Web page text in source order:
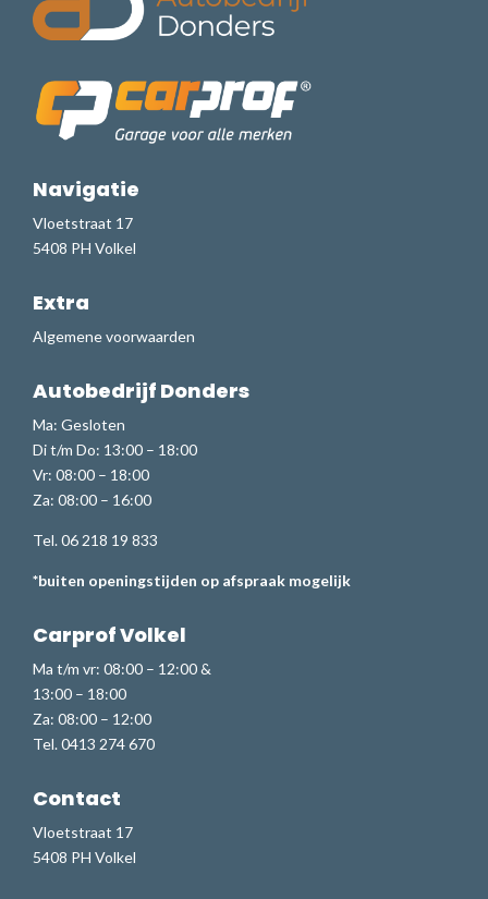
Navigatie
Vloetstraat 17
5408 PH Volkel
Extra
Algemene voorwaarden
Autobedrijf Donders
Ma: Gesloten
Di t/m Do: 13:00 – 18:00
Vr: 08:00 – 18:00
Za: 08:00 – 16:00
Tel. 06 218 19 833
*buiten openingstijden op afspraak mogelijk
Carprof Volkel
Ma t/m vr: 08:00 – 12:00 &
13:00 – 18:00
Za: 08:00 – 12:00
Tel. 0413 274 670
Contact
Vloetstraat 17
5408 PH Volkel